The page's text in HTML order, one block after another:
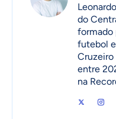
do
formado
futebol
entre
na